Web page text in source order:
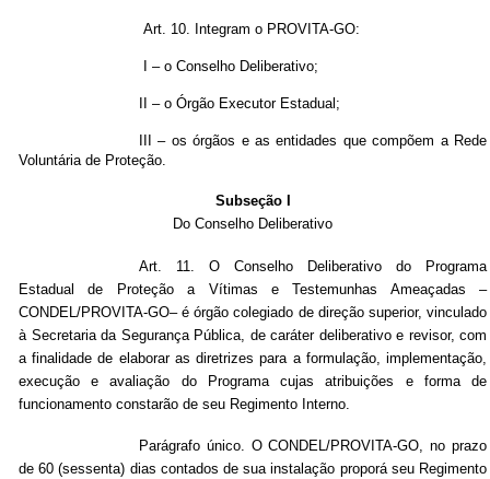
Art. 10. Integram o PROVITA-GO:
I – o Conselho Deliberativo;
II – o Órgão Executor Estadual;
III – os órgãos e as entidades que compõem a Rede
Voluntária de Proteção.
Subseção I
Do Conselho Deliberativo
Art. 11. O Conselho Deliberativo do Programa
Estadual de Proteção a Vítimas e Testemunhas Ameaçadas –
CONDEL/PROVITA-GO– é órgão colegiado de direção superior, vinculado
à Secretaria da Segurança Pública, de caráter deliberativo e revisor, com
a finalidade de elaborar as diretrizes para a formulação, implementação,
execução e avaliação do Programa cujas atribuições e forma de
funcionamento constarão de seu Regimento Interno.
Parágrafo único. O CONDEL/PROVITA-GO, no prazo
de 60 (sessenta) dias contados de sua instalação proporá seu Regimento